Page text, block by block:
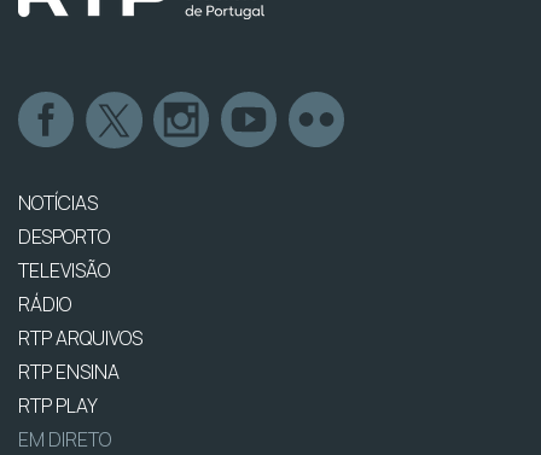
NOTÍCIAS
DESPORTO
TELEVISÃO
RÁDIO
RTP ARQUIVOS
RTP ENSINA
RTP PLAY
EM DIRETO